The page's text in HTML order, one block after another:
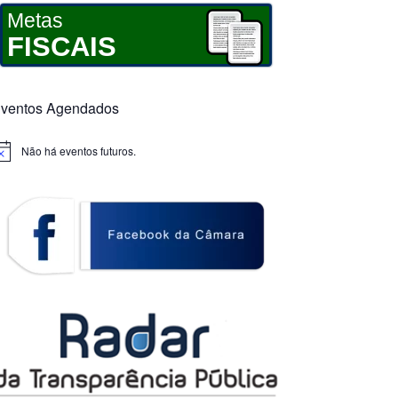
Metas
FISCAIS
Agendados
Não há eventos futuros.